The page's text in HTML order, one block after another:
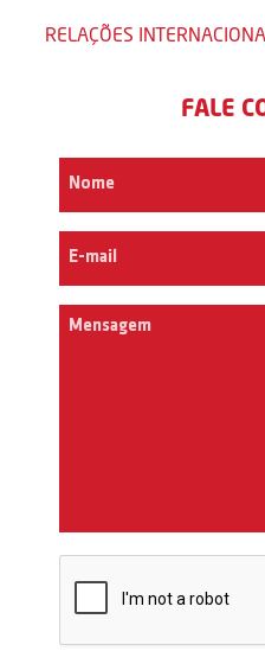
RELAÇÕES
FALE